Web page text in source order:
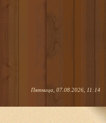
Пятница, 07.08.2026, 11:14